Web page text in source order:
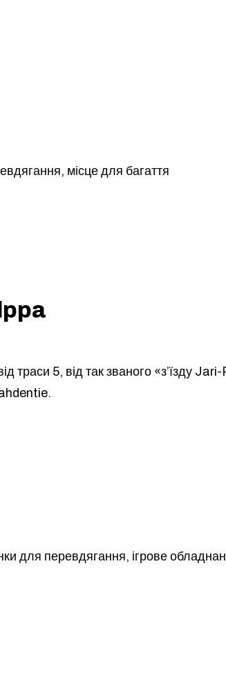
місце для багаття
траси 5, від так званого «з’їзду
для перевдягання, ігрове